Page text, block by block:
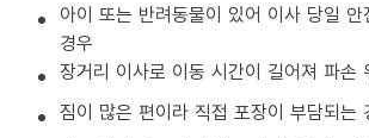
아이 또는 반려동물이 있어 이사 당일
경우
장거리 이사로 이동 시간이 길어져 파손
짐이 많은 편이라 직접 포장이 부담되는